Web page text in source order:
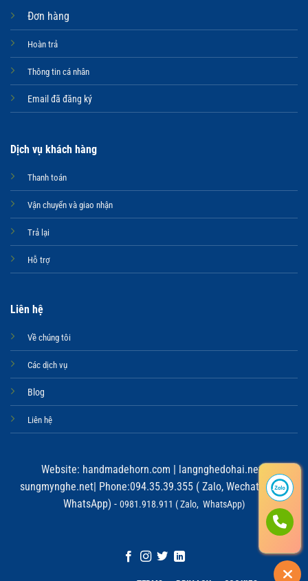
Đơn hàng
Hoàn trả
Thông tin cá nhân
Email đã đăng ký
Dịch vụ khách hàng
Thanh toán
Vận chuyển và giao nhận
Trả lại
Hỗ trợ
Liên hệ
Về chúng tôi
Các dịch vụ
Blog
Liên hệ
Website: handmadehorn.com langnghedohai.net
sungmynghe.net| Phone:094.35.39.355 ( Zalo, Wechat, Viber,
WhatsApp) - 0981.918.911 ( Zalo, WhatsApp)